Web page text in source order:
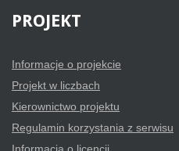
PROJEKT
Informacje o projekcie
Projekt w liczbach
Kierownictwo projektu
Regulamin korzystania z serwisu